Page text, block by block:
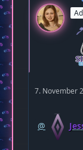
7. November